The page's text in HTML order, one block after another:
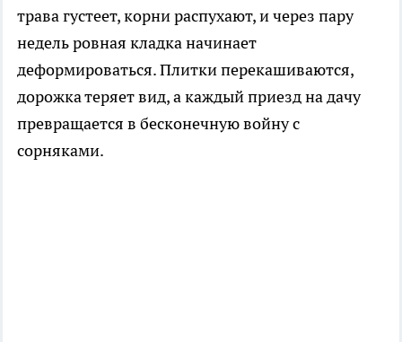
трава густеет, корни распухают, и через пару
недель ровная кладка начинает
деформироваться. Плитки перекашиваются,
дорожка теряет вид, а каждый приезд на дачу
превращается в бесконечную войну с
сорняками.